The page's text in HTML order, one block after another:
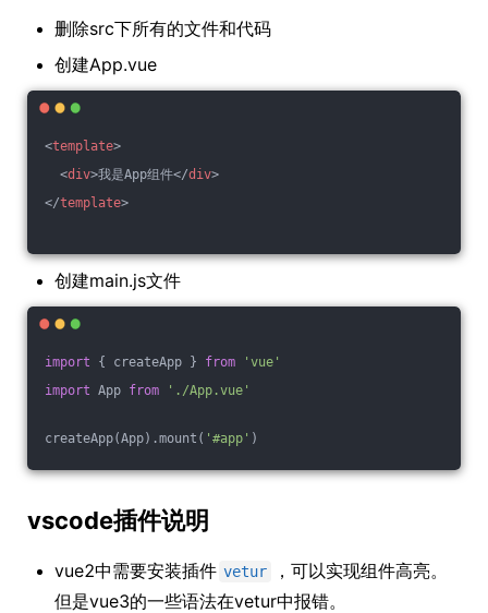
删除src下所有的文件和代码
创建App.vue
<template>
<div>我是App组件</div>
</template>
创建main.js文件
import { createApp } from
'vue'
import App from './App.vue'
createApp(App).mount( '#app' )
vscode插件说明
vue2中需要安装插件 vetur
，可以实现组件高亮。
但是vue3的一些语法在vetur中报错。